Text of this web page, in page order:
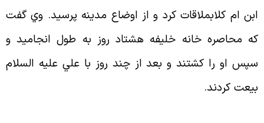
ام كلابملاقات كرد و از اوضاع مدينه پرسيد. وي گفت
محاصره خانه خليفه هشتاد روز به طول انجاميد و
او را كشتند و بعد از چند روز با علي عليه السلام
كردند.